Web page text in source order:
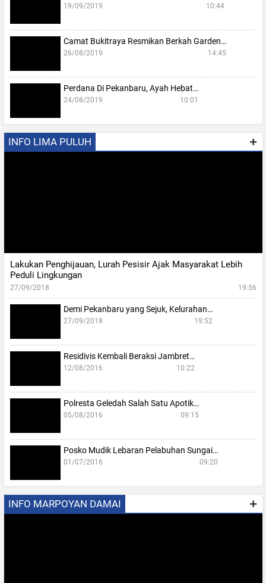
19/09/2019 10:44
Camat Bukitraya Resmikan Berkah Garden…
26/08/2019 14:45
Perdana Di Pekanbaru, Ayah Hebat…
24/08/2019 10:01
INFO LIMA PULUH
Lakukan Penghijauan, Lurah Pesisir Ajak Masyarakat Lebih
Peduli Lingkungan
27/09/2018 19:56
Demi Pekanbaru yang Sejuk, Kelurahan…
27/09/2018 19:52
Residivis Kembali Beraksi Jambret…
12/08/2016 10:22
Polresta Geledah Salah Satu Apotik…
05/08/2016 09:15
Posko Mudik Lebaran Pelabuhan Sungai…
01/07/2016 09:20
INFO MARPOYAN DAMAI